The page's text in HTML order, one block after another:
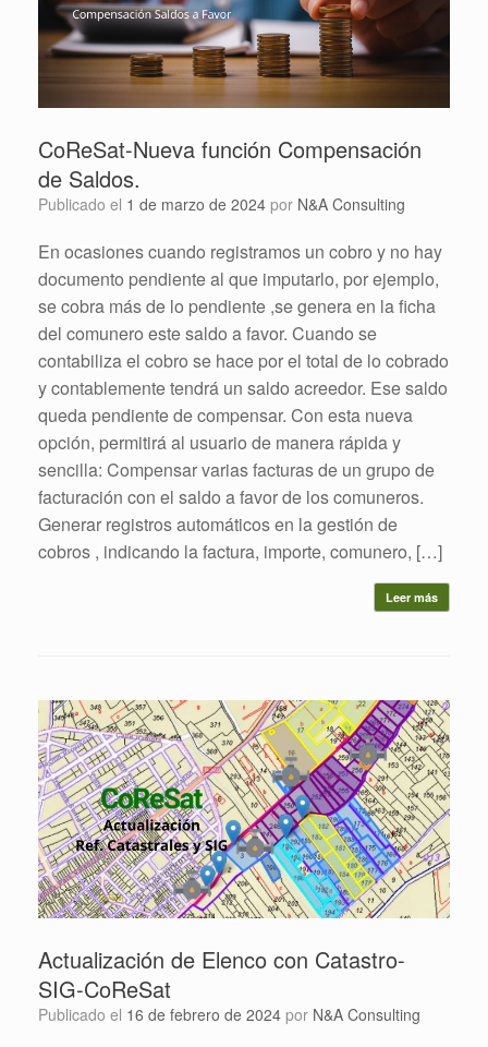
CoReSat-Nueva función Compensación
de Saldos.
Publicado el 1 de marzo de 2024 por N&A Consulting
En ocasiones cuando registramos un cobro y no hay
documento pendiente al que imputarlo, por ejemplo,
se cobra más de lo pendiente ,se genera en la ficha
del comunero este saldo a favor. Cuando se
contabiliza el cobro se hace por el total de lo cobrado
y contablemente tendrá un saldo acreedor. Ese saldo
queda pendiente de compensar. Con esta nueva
opción, permitirá al usuario de manera rápida y
sencilla: Compensar varias facturas de un grupo de
facturación con el saldo a favor de los comuneros.
Generar registros automáticos en la gestión de
cobros , indicando la factura, importe, comunero, […]
Leer más
Actualización de Elenco con Catastro-
SIG-CoReSat
Publicado el 16 de febrero de 2024 por N&A Consulting